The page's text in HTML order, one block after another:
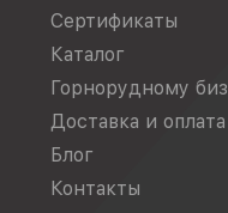
Сертификаты
Каталог
Горнорудному
Доставка и оплата
Блог
Контакты